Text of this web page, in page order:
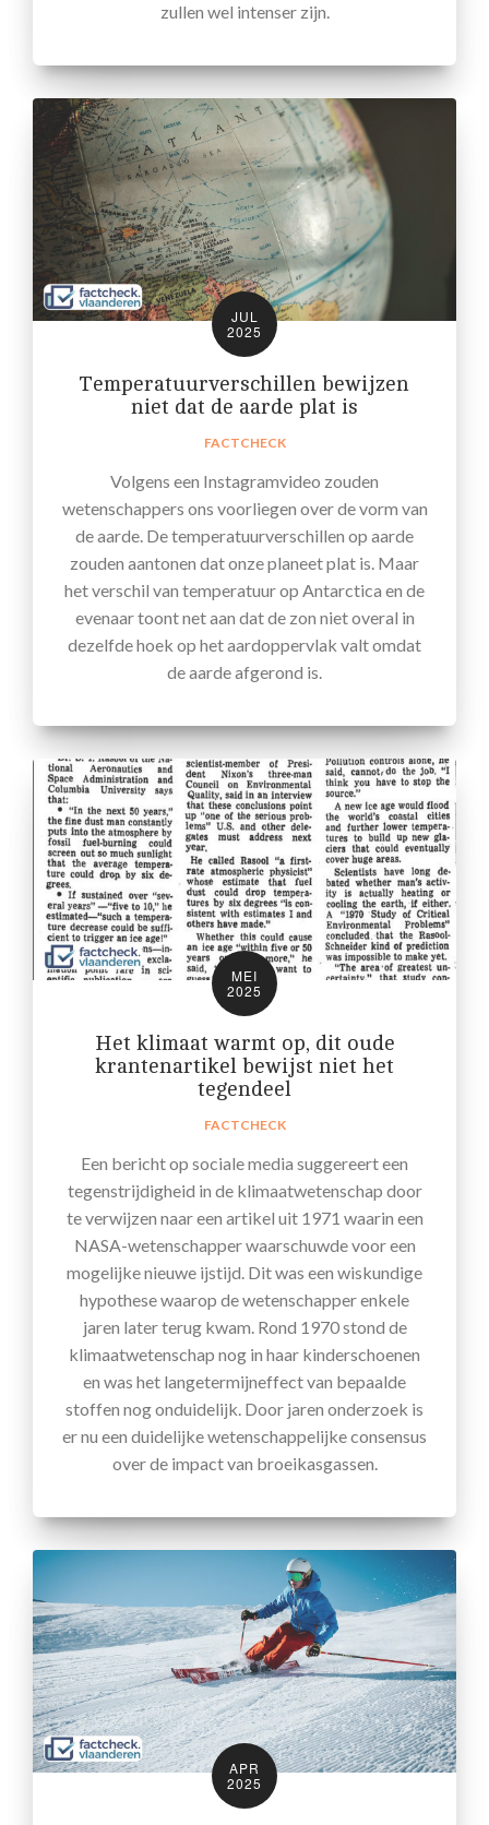
zullen wel intenser zijn.
JUL
2025
Temperatuurverschillen bewijzen
niet dat de aarde plat is
FACTCHECK
Volgens een Instagramvideo zouden
wetenschappers ons voorliegen over de vorm van
de aarde. De temperatuurverschillen op aarde
zouden aantonen dat onze planeet plat is. Maar
het verschil van temperatuur op Antarctica en de
evenaar toont net aan dat de zon niet overal in
dezelfde hoek op het aardoppervlak valt omdat
de aarde afgerond is.
MEI
2025
Het klimaat warmt op, dit oude
krantenartikel bewijst niet het
tegendeel
FACTCHECK
Een bericht op sociale media suggereert een
tegenstrijdigheid in de klimaatwetenschap door
te verwijzen naar een artikel uit 1971 waarin een
NASA-wetenschapper waarschuwde voor een
mogelijke nieuwe ijstijd. Dit was een wiskundige
hypothese waarop de wetenschapper enkele
jaren later terug kwam. Rond 1970 stond de
klimaatwetenschap nog in haar kinderschoenen
en was het langetermijneffect van bepaalde
stoffen nog onduidelijk. Door jaren onderzoek is
er nu een duidelijke wetenschappelijke consensus
over de impact van broeikasgassen.
APR
2025